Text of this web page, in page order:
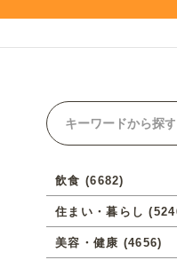
ーダーについて
飲食 (6682)
住まい・暮らし
美容・健康 (4656)